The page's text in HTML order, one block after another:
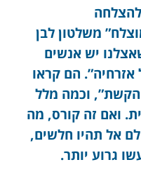
משלטון לבן
יש אנשים
אזרחיה”. הם קראו
הקשת”, וכמה מלל
ואם זה קורס, מה
אל תהיו חלשים,
גרוע יותר.